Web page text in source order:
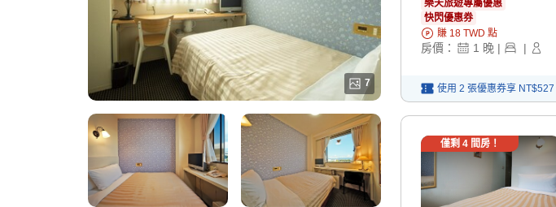
7
樂天旅遊專屬優惠
快閃優惠券
賺 18 TWD 點
房價： 1 晚 | |
使用 2 張優惠券享 NT$527
僅剩 4間房！